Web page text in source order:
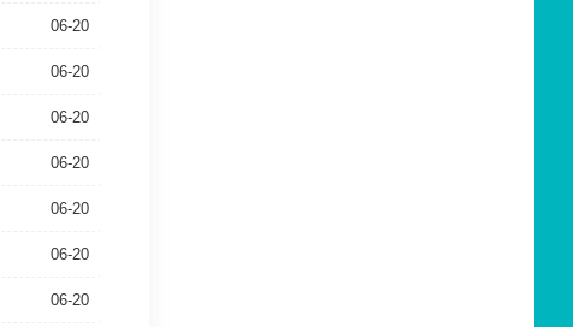
06-20
06-20
06-20
06-20
06-20
06-20
06-20